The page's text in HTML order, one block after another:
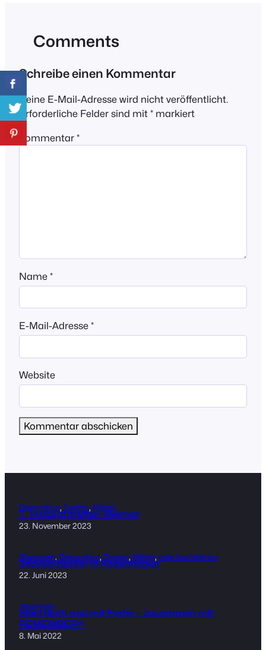
Comments
Schreibe einen Kommentar
Deine E-Mail-Adresse wird nicht veröffentlicht.
Erforderliche Felder sind mit * markiert
Kommentar *
Name *
E-Mail-Adresse *
Website
Dekoration, Design, Möbel
7. Insta(dt)treffen Weimar
23. November 2023
Allgemein, Dekoration, Design, Möbel, tolle Architektur
3daysofdesign in Kopenhagen
22. Juni 2023
Allgemein
Spiel doch mal mit Farbe – zusammen mit
REMEMBER®
8. Mai 2022